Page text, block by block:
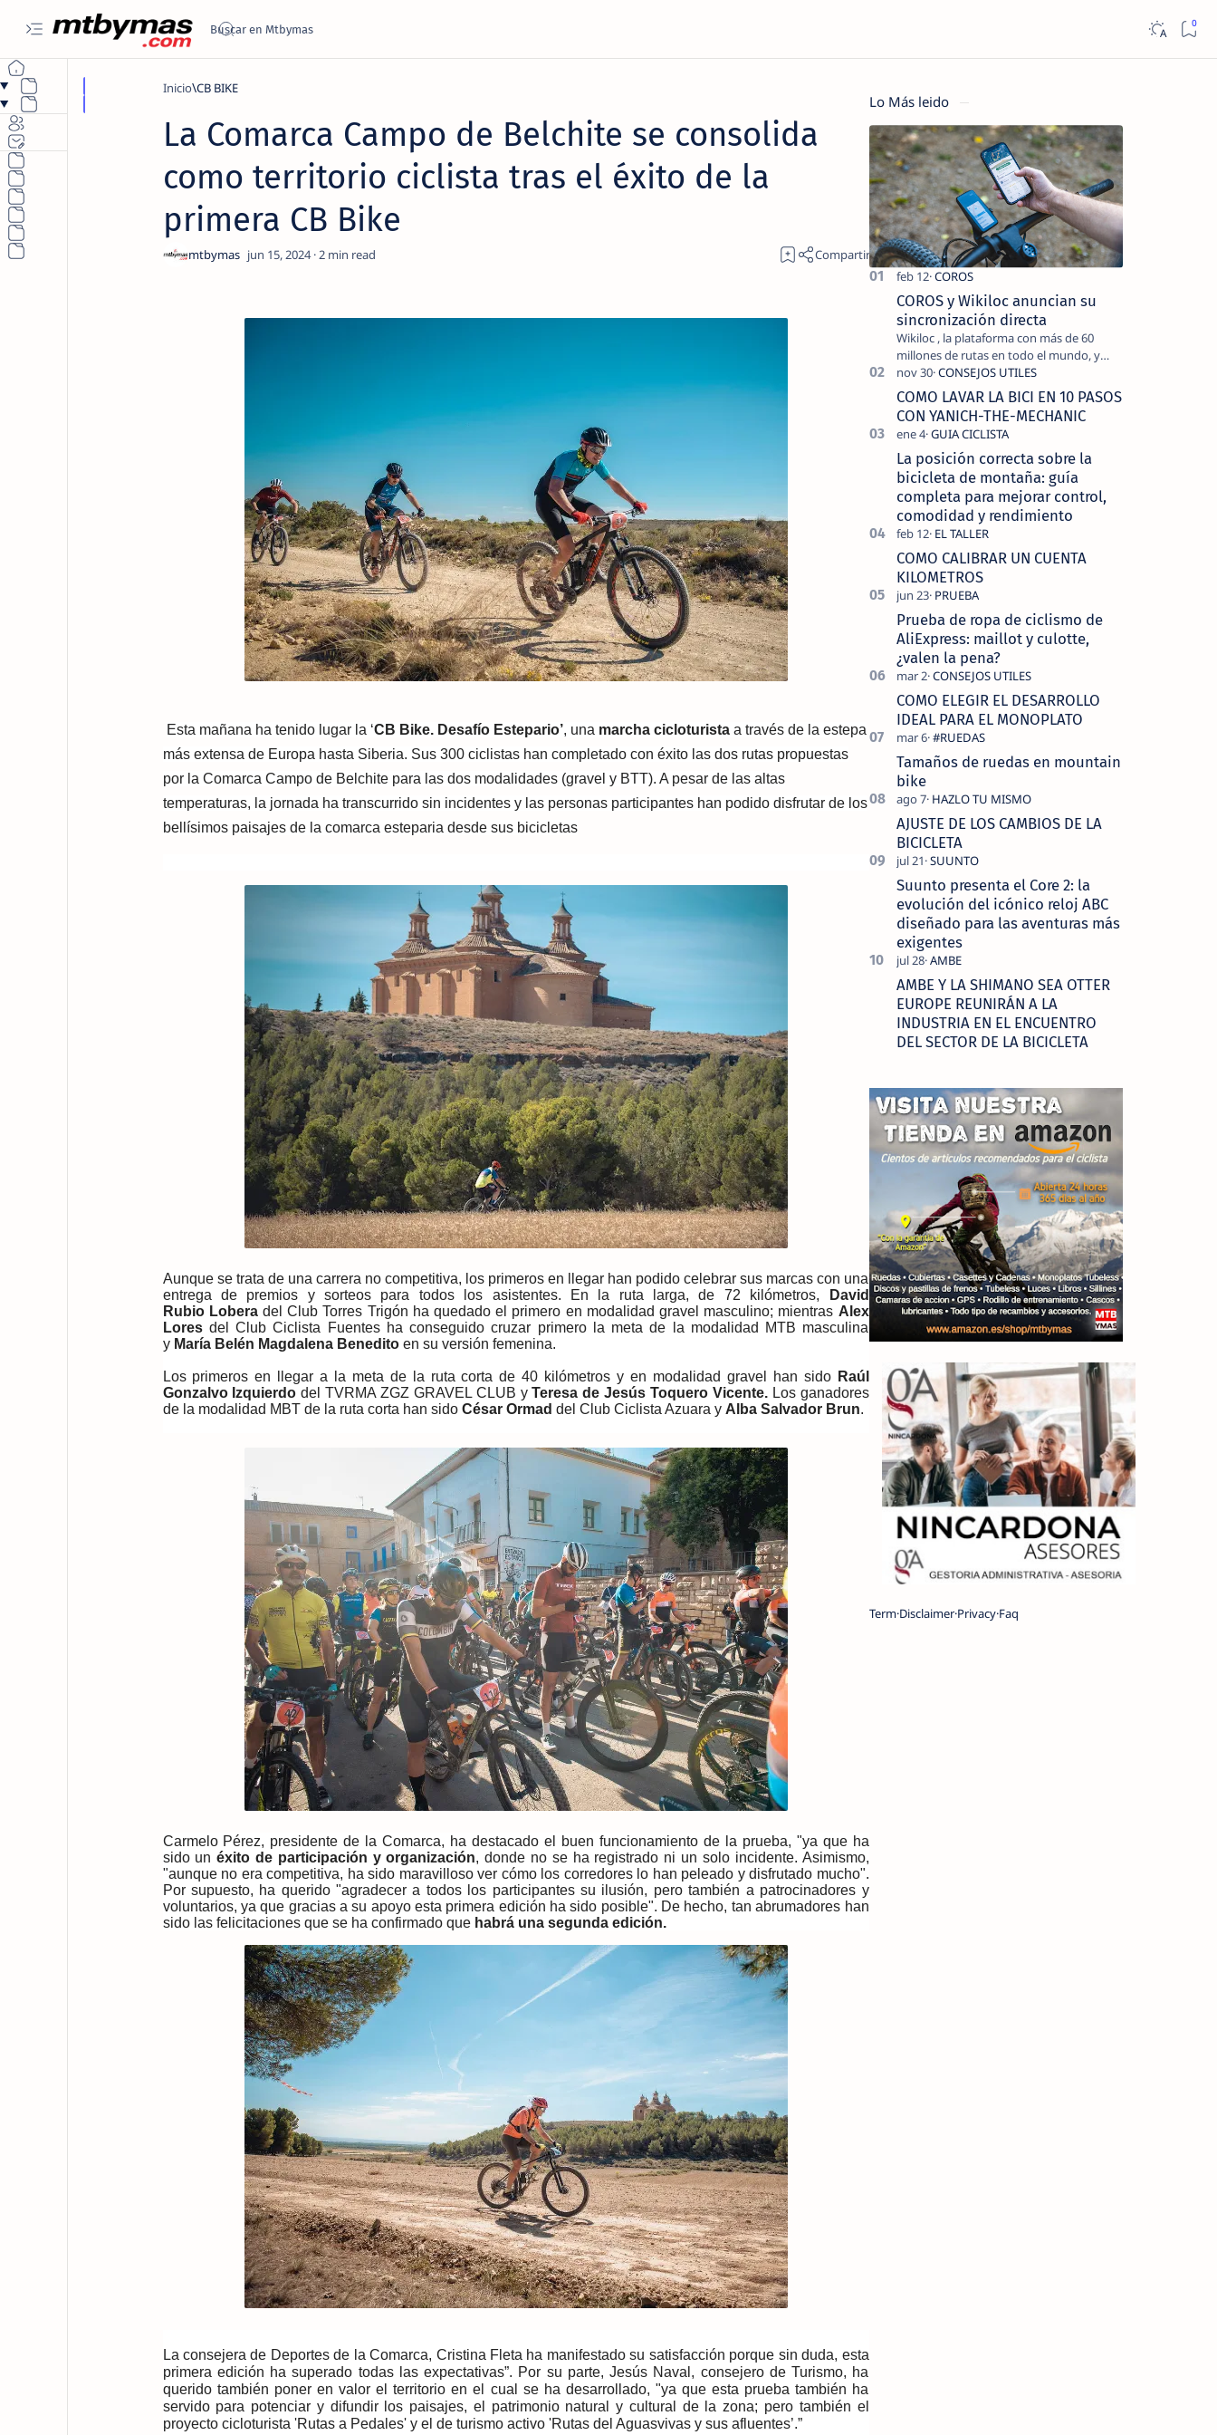
Inicio CB BIKE
La Comarca Campo de Belchite se consolida
como territorio ciclista tras el éxito de la
primera CB Bike
2
Esta mañana ha tenido lugar la ‘CB Bike. Desafío Estepario’, una marcha cicloturista a través de la estepa
más extensa de Europa hasta Siberia. Sus 300 ciclistas han completado con éxito las dos rutas propuestas
por la Comarca Campo de Belchite para las dos modalidades (gravel y BTT). A pesar de las altas
temperaturas, la jornada ha transcurrido sin incidentes y las personas participantes han podido disfrutar de los
bellísimos paisajes de la comarca esteparia desde sus bicicletas
Aunque se trata de una carrera no competitiva, los primeros en llegar han podido celebrar sus marcas con una
entrega de premios y sorteos para todos los asistentes. En la ruta larga, de 72 kilómetros,
David
Rubio Loberadel Club Torres Trigón ha quedado el primero en modalidad gravel masculino; mientras Alex
Loresdel Club Ciclista Fuentes ha conseguido cruzar primero la meta de la modalidad MTB masculina
y María Belén Magdalena Beneditoen su versión femenina.
Los primeros en llegar a la meta de la ruta corta de 40 kilómetros y en modalidad gravel han sido Raúl
Gonzalvo Izquierdo del TVRMA ZGZ GRAVEL CLUB yTeresa de Jesús Toquero Vicente.Los ganadores
de la modalidad MBT de la ruta corta han sido César Ormad del Club Ciclista Azuara y Alba Salvador Brun.
Carmelo Pérez, presidente de la Comarca, ha destacado el buen funcionamiento de la prueba, "ya que ha
sido unéxito de participación y organización, donde no se ha registrado ni un solo incidente. Asimismo,
"aunque no era competitiva, ha sido maravilloso ver cómo los corredores lo han peleado y disfrutado mucho".
Por supuesto, ha querido "agradecer a todos los participantes su ilusión, pero también a patrocinadores y
voluntarios, ya que gracias a su apoyo esta primera edición ha sido posible". De hecho, tan abrumadores han
sido las felicitaciones que se ha confirmado que habrá una segunda edición.
La consejera de Deportes de la Comarca, Cristina Fleta ha manifestado su satisfacción porque sin duda, esta
primera edición ha superado todas las expectativas”. Por su parte, Jesús Naval, consejero de Turismo, ha
querido también poner en valor el territorio en el cual se ha desarrollado, "ya que esta prueba también ha
servido para potenciar y difundir los paisajes, el patrimonio natural y cultural de la zona; pero también el
proyecto cicloturista 'Rutas a Pedales' y el de turismo activo 'Rutas del Aguasvivas y sus afluentes’.”
Lo Más leido
COROS y Wikiloc anuncian su
sincronización directa
Wikiloc , la plataforma con más de 60
millones de rutas en todo el mundo, y
COROS , marca de dispositivos GPS
reconocida mundialmente por su
tecnolo…
COMO LAVAR LA BICI EN 10 PASOS
CON YANICH-THE-MECHANIC
La posición correcta sobre la
bicicleta de montaña: guía
completa para mejorar control,
comodidad y rendimiento
COMO CALIBRAR UN CUENTA
KILOMETROS
Prueba de ropa de ciclismo de
AliExpress: maillot y culotte,
¿valen la pena?
COMO ELEGIR EL DESARROLLO
IDEAL PARA EL MONOPLATO
Tamaños de ruedas en mountain
bike
AJUSTE DE LOS CAMBIOS DE LA
BICICLETA
Suunto presenta el Core 2: la
evolución del icónico reloj ABC
diseñado para las aventuras más
exigentes
AMBE Y LA SHIMANO SEA OTTER
EUROPE REUNIRÁN A LA
INDUSTRIA EN EL ENCUENTRO
DEL SECTOR DE LA BICICLETA
TermDisclaimerPrivacyFaq